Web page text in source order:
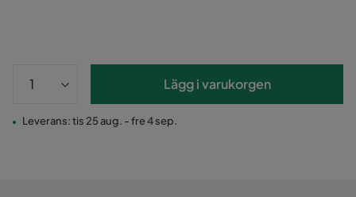
Lägg i varukorgen
Leverans: tis 25 aug. - fre 4 sep.